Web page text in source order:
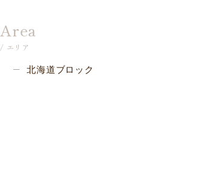
Area
/ エリア
北海道ブロック